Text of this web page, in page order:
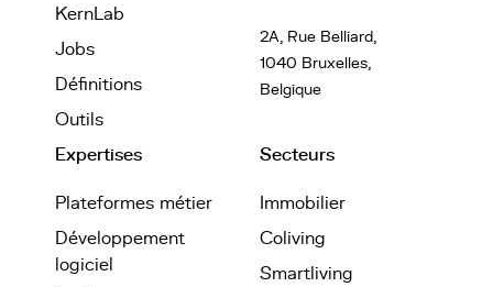
KernLab
Jobs
Définitions
Outils
2A, Rue Belliard,
1040 Bruxelles,
Belgique
Expertises
Plateformes métier
Développement
logiciel
Secteurs
Immobilier
Coliving
Smartliving